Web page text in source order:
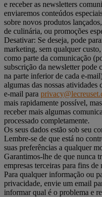
e receber as newsletters
enviaremos conteúdos
sobre novos produtos
de culinária, ou promoções
Desativar: Se deseja, pode
marketing, sem qualquer
como parte da comunicação
subscrição da newsletter pode
na parte inferior de cada e-
algumas das nossas
e-mail para
mais rapidamente possível,
receber mais algumas
processado completamente.
Os seus dados estão sob seu
Lembre-se de que está no
suas preferências a qualquer
Garantimos-lhe de que nunca
empresas terceiras para fins
Para qualquer informação ou
privacidade, envie um email
informar qual é o problema e